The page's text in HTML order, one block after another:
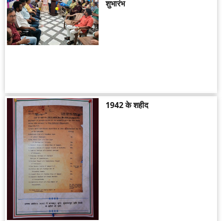
शुभारंभ
1942 के शहीद